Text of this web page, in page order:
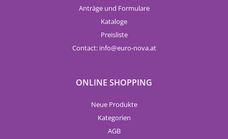
Anträge und Formulare
Kataloge
Preisliste
Contact: info euro-nova.at
ONLINE SHOPPING
Neue Produkte
Kategorien
AGB